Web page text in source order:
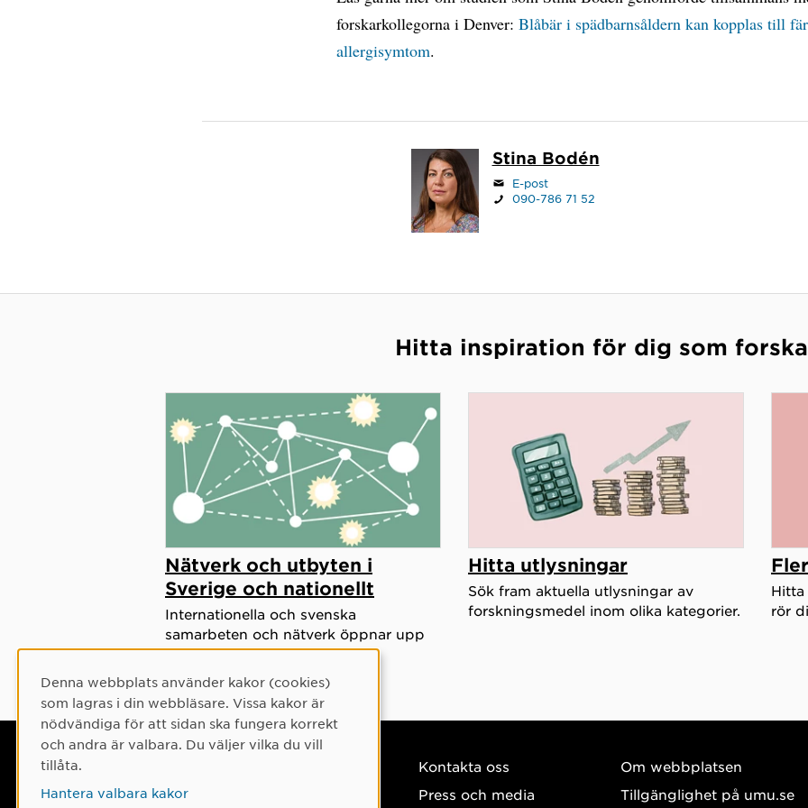
forskarkollegorna i Denver:Blåbär i spädbarnsåldern kan kopplas till
allergisymtom.
Stina Bodén
E-post
090-786 71 52
Hitta inspiration för dig som
Nätverk och utbyten i
Sverige och nationellt
Internationella och svenska
samarbeten och nätverk öppnar upp
nya möjligheter.
Hitta utlysningar
Sök fram aktuella utlysningar av
forskningsmedel inom olika kategorier.
rör
Kontakta oss
Press och media
Om webbplatsen
Tillgänglighet på umu.se
Cookie-samtycke
Denna webbplats använder kakor (cookies)
som lagras i din webbläsare. Vissa kakor är
nödvändiga för att sidan ska fungera korrekt
och andra är valbara. Du väljer vilka du vill
tillåta.
Hantera valbara kakor